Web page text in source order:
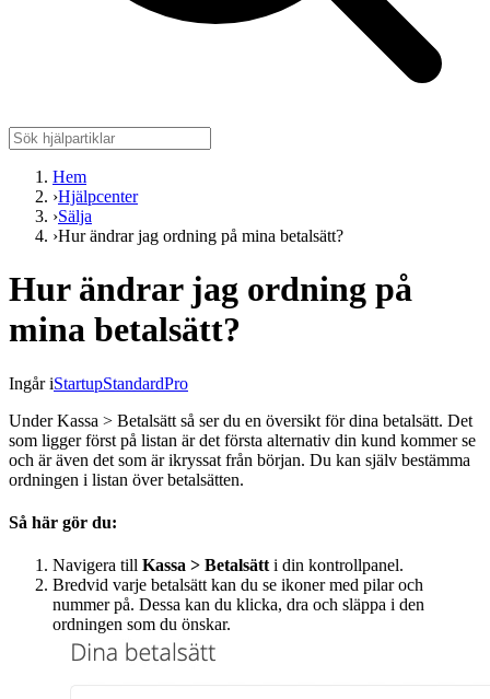
Hem
›Hjälpcenter
›Sälja
›Hur ändrar jag ordning på mina betalsätt?
Hur ändrar jag ordning på
mina betalsätt?
Ingår iStartupStandardPro
Under Kassa > Betalsätt så ser du en översikt för dina betalsätt. Det
som ligger först på listan är det första alternativ din kund kommer se
och är även det som är ikryssat från början. Du kan själv bestämma
ordningen i listan över betalsätten.
Så här gör du:
Navigera till Kassa > Betalsätti din kontrollpanel.
Bredvid varje betalsätt kan du se ikoner med pilar och
nummer på. Dessa kan du klicka, dra och släppa i den
ordningen som du önskar.